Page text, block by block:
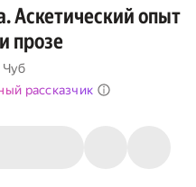
Аскетический опыт
прозе
Чуб
рассказчик